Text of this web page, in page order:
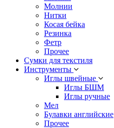
Молнии
Нитки
Косая бейка
Резинка
Фетр
Прочее
Сумки для текстиля
Инструменты
Иглы швейные
Иглы БШМ
Иглы ручные
Мел
Булавки английские
Прочее